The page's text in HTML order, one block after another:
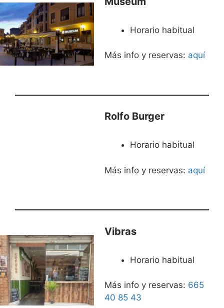
Horario habitual
Más info y reservas: aquí
Rolfo Burger
Horario habitual
Más info y reservas: aquí
Vibras
Horario habitual
Más info y reservas: 665
40 85 43